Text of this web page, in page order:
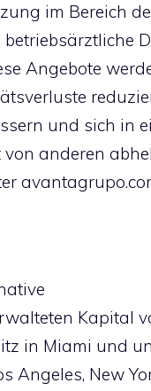
im Bereich
Angebote
und sich in
anderen
Kapital
in Miami und
Angeles, New